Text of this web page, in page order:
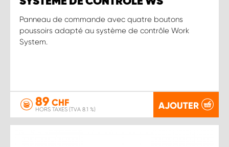
Panneau de commande avec quatre boutons
poussoirs adapté au système de contrôle Work
System.
89 CHF
HORS TAXES (TVA 8.1 %) AJOUTER